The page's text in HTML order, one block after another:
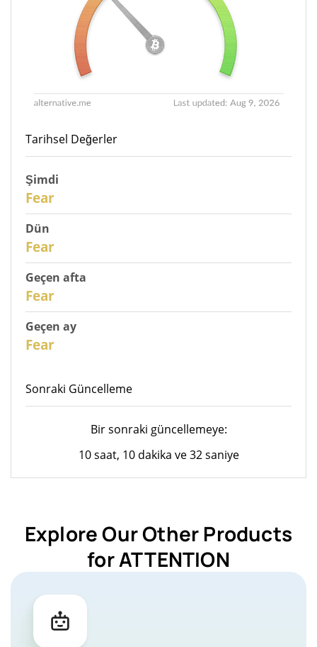
Tarihsel Değerler
Şimdi
Fear
Dün
Fear
Geçen afta
Fear
Geçen ay
Fear
Sonraki Güncelleme
Bir sonraki güncellemeye:
10 saat, 10 dakika ve 32 saniye
Explore Our Other Products
for ATTENTION